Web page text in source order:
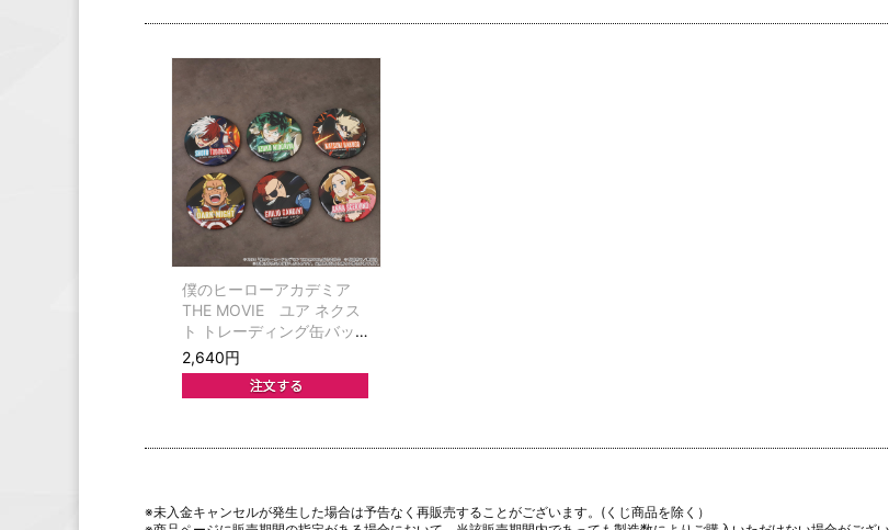
僕のヒーローアカデミア
THE MOVIE ユア ネクス
ト トレーディング缶バッ
ジ
2,640円
※未入金キャンセルが発生した場合は予告なく再販売することがございます。(くじ商品を除く）